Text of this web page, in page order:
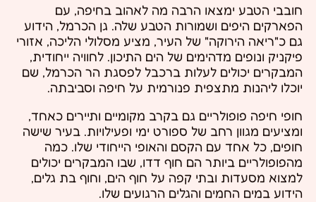
חובבי הטבע ימצאו הרבה מה לאהוב בחיפה, עם
הפארקים היפים ושמורות הטבע שלה. גן הכרמל, הידוע
גם כ"ריאה הירוקה" של העיר, מציע מסלולי הליכה, אזורי
פיקניק ונופים מדהימים של הים התיכון. לחוויה ייחודית,
המבקרים יכולים לעלות ברכבל לפסגת הר הכרמל, שם
יוכלו ליהנות מתצפית פנורמית על חיפה וסביבתה.
חופי חיפה פופולריים גם בקרב מקומיים ותיירים כאחד,
ומציעים מגוון רחב של ספורט ימי ופעילויות. בעיר שישה
חופים, כל אחד עם הקסם והאופי הייחודי שלו. כמה
מהפופולריים ביותר הם חוף דדו, שבו המבקרים יכולים
למצוא מסעדות ובתי קפה על חוף הים, וחוף בת גלים,
הידוע במים החמים והגלים הרגועים שלו.